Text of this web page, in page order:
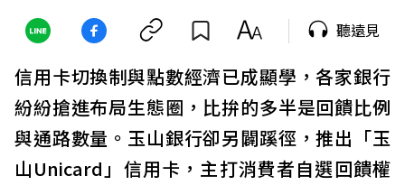
聽遠見
信用卡切換制與點數經濟已成顯學，各家銀行
紛紛搶進布局生態圈，比拚的多半是回饋比例
與通路數量。玉山銀行卻另闢蹊徑，推出「玉
山Unicard」信用卡，主打消費者自選回饋權